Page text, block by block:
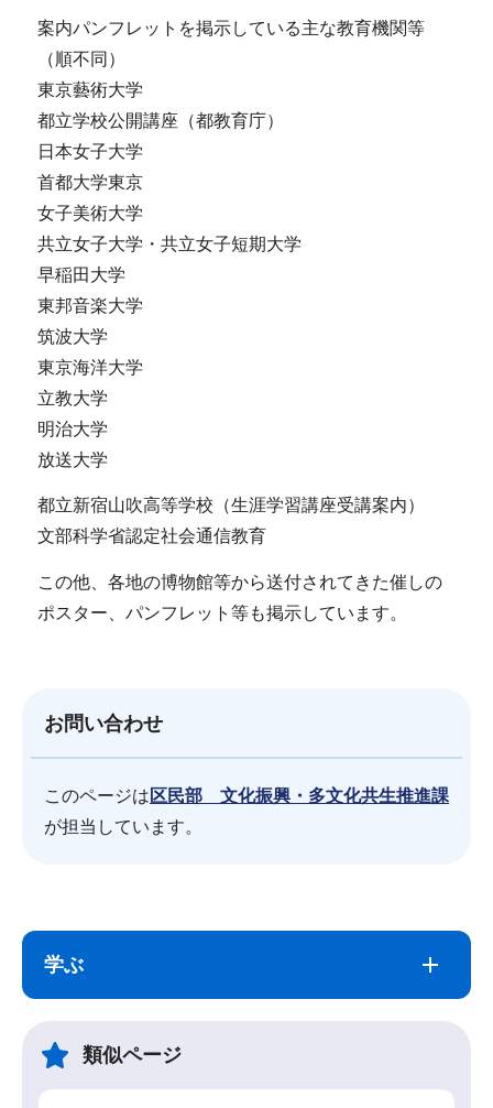
案内パンフレットを掲示している主な教育機関等
（順不同）
東京藝術大学
都立学校公開講座（都教育庁）
日本女子大学
首都大学東京
女子美術大学
共立女子大学・共立女子短期大学
早稲田大学
東邦音楽大学
筑波大学
東京海洋大学
立教大学
明治大学
放送大学
都立新宿山吹高等学校（生涯学習講座受講案内）
文部科学省認定社会通信教育
この他、各地の博物館等から送付されてきた催しの
ポスター、パンフレット等も掲示しています。
お問い合わせ
このページは 区民部 文化振興・多文化共生推進課
が担当しています。
こ
学ぶ
類似ページ